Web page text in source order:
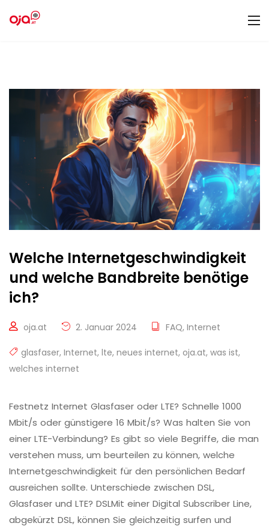
Welche Internetgeschwindigkeit
und welche Bandbreite benötige
ich?
oja.at 2. Januar 2024 FAQ, Internet
glasfaser, Internet, lte, neues internet, oja.at, was ist,
welches internet
Festnetz Internet Glasfaser oder LTE? Schnelle 1000
Mbit/s oder günstigere 16 Mbit/s? Was halten Sie von
einer LTE-Verbindung? Es gibt so viele Begriffe, die man
verstehen muss, um beurteilen zu können, welche
Internetgeschwindigkeit für den persönlichen Bedarf
ausreichen sollte. Unterschiede zwischen DSL,
Glasfaser und LTE? DSLMit einer Digital Subscriber Line,
abgekürzt DSL, können Sie gleichzeitig surfen und